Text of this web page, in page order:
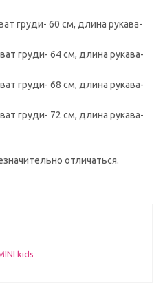
груди- 60 см, длина рукава-
груди- 64 см, длина рукава-
груди- 68 см, длина рукава-
груди- 72 см, длина рукава-
отличаться.
kids